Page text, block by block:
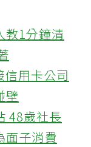
教1分鐘清
用卡公司
壁
48歲社長
面子消費